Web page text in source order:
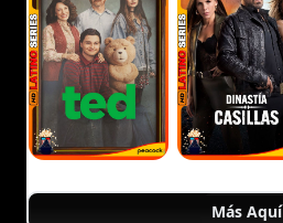
Más Aquí